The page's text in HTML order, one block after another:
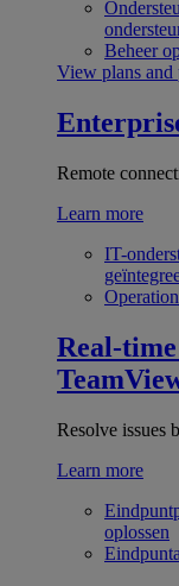
Beheer
View plans and
Remote
Learn more
IT-
Real-
Resolve issues
Learn more
oplossen